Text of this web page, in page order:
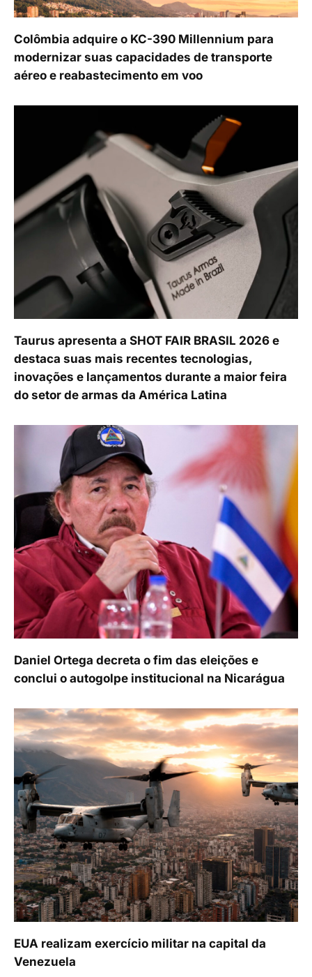
Colômbia adquire o KC-390 Millennium para
modernizar suas capacidades de transporte
aéreo e reabastecimento em voo
Taurus apresenta a SHOT FAIR BRASIL 2026 e
destaca suas mais recentes tecnologias,
inovações e lançamentos durante a maior feira
do setor de armas da América Latina
Daniel Ortega decreta o fim das eleições e
conclui o autogolpe institucional na Nicarágua
EUA realizam exercício militar na capital da
Venezuela